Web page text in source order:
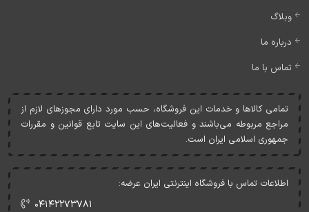
وبلاگ
درباره ما
تماس با ما
تمامی کالاها و خدمات اين فروشگاه، حسب مورد دارای مجوزهای لازم از
مراجع مربوطه می‌باشند و فعاليت‌های اين سايت تابع قوانين و مقررات
جمهوری اسلامی ايران است.
اطلاعات تماس با فروشگاه اینترنتی ایران عرضه:
۰۴۱۴۲۲۷۳۷۸۱